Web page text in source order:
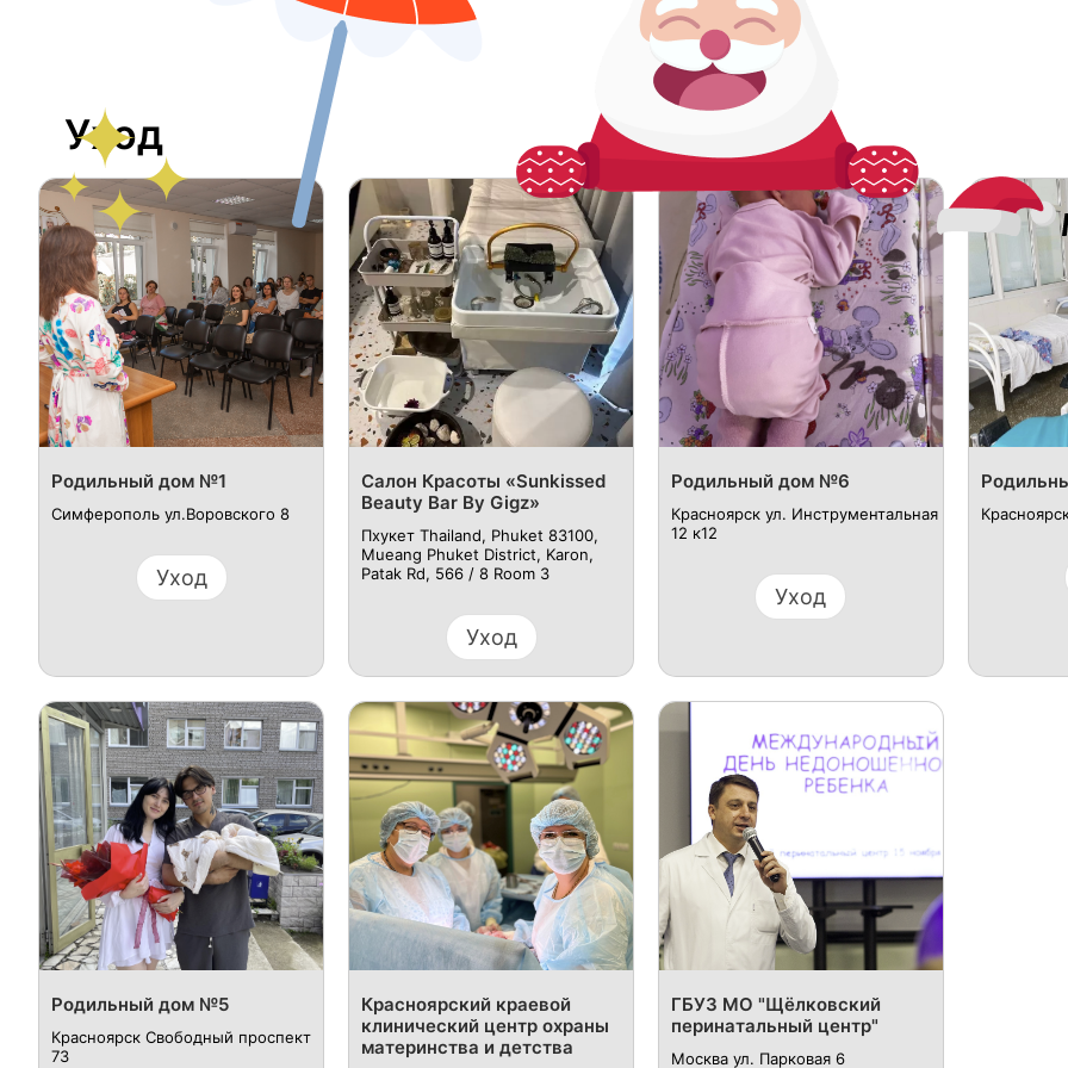
Уход
Родильный дом №1
Симферополь ул.Воровского 8
Уход
Салон Красоты «Sunkissed
Beauty Bar By Gigz»
Пхукет Thailand, Phuket 83100,
Mueang Phuket District, Karon,
Patak Rd, 566 / 8 Room 3
Уход
Родильный дом №6
Красноярск ул. Инструментальная
12 к12
Уход
Родильный дом №5
Красноярск Свободный проспект
73
Красноярский краевой
клинический центр охраны
материнства и детства
ГБУЗ МО "Щёлковский
перинатальный центр"
Москва ул. Парковая 6